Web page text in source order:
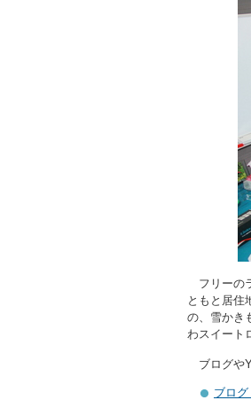
フリーの
ともと居住
の、雪かき
わスイート
ブログや
ブログ